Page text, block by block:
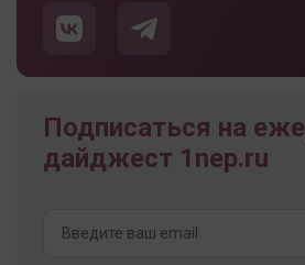
Подписаться на
дайджест 1nep.ru